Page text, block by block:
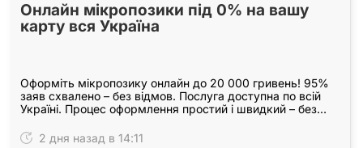
Онлайн мікропозики під 0% на вашу
карту вся Україна
Оформіть мікропозику онлайн до 20 000 гривень! 95%
заяв схвалено – без відмов. Послуга доступна по всій
Україні. Процес оформлення простий і швидкий – без
2 дня назад в 14:11